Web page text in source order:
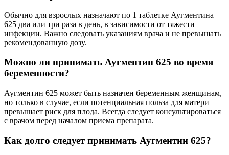
Обычно для взрослых назначают по 1 таблетке Аугментина
625 два или три раза в день, в зависимости от тяжести
инфекции. Важно следовать указаниям врача и не превышать
рекомендованную дозу.
Можно ли принимать Аугментин 625 во время
беременности?
Аугментин 625 может быть назначен беременным женщинам,
но только в случае, если потенциальная польза для матери
превышает риск для плода. Всегда следует консультироваться
с врачом перед началом приема препарата.
Как долго следует принимать Аугментин 625?